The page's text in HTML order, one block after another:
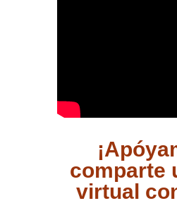
comparte
virtual